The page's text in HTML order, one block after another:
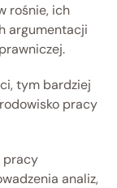
rośnie, ich
argumentacji
tym bardziej
pracy
pracy
analiz,